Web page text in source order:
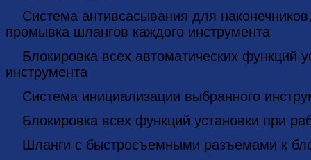
Система антивсасывания для
промывка шлангов каждого инструмента
Блокировка всех автоматических функций
инструмента
Система инициализации выбранного
Блокировка всех функций установки при
Шланги с быстросъемными разъемами к